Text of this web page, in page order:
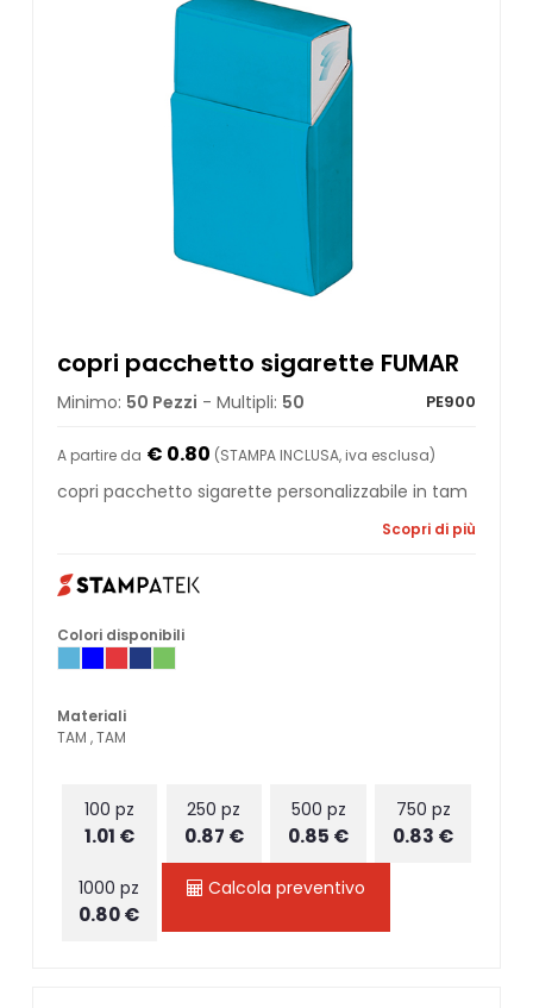
copri pacchetto sigarette FUMAR
Minimo: 50 Pezzi - Multipli: 50 PE900
A partire da € 0.80 (STAMPA INCLUSA, iva esclusa)
copri pacchetto sigarette personalizzabile in tam
Scopri di più
Colori disponibili
Materiali
TAM , TAM
100 pz
1.01 €
250 pz
0.87 €
500 pz
0.85 €
750 pz
0.83 €
1000 pz
0.80 €
Calcola preventivo